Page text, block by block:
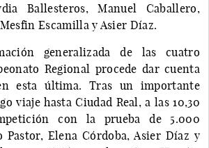
Ballesteros, Manuel Caballero,
Escamilla y Asier Díaz.
generalizada de las cuatro
Regional procede dar cuenta
esta última. Tras un importante
viaje hasta Ciudad Real, a las 10,30
con la prueba de 5.000
Pastor, Elena Córdoba, Asier Díaz y